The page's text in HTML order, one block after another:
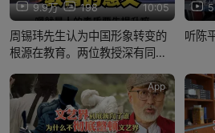
9.9万 198 10:05
周锡玮先生认为中国形象转变的
根源在教育。两位教授深有同
听陈
App